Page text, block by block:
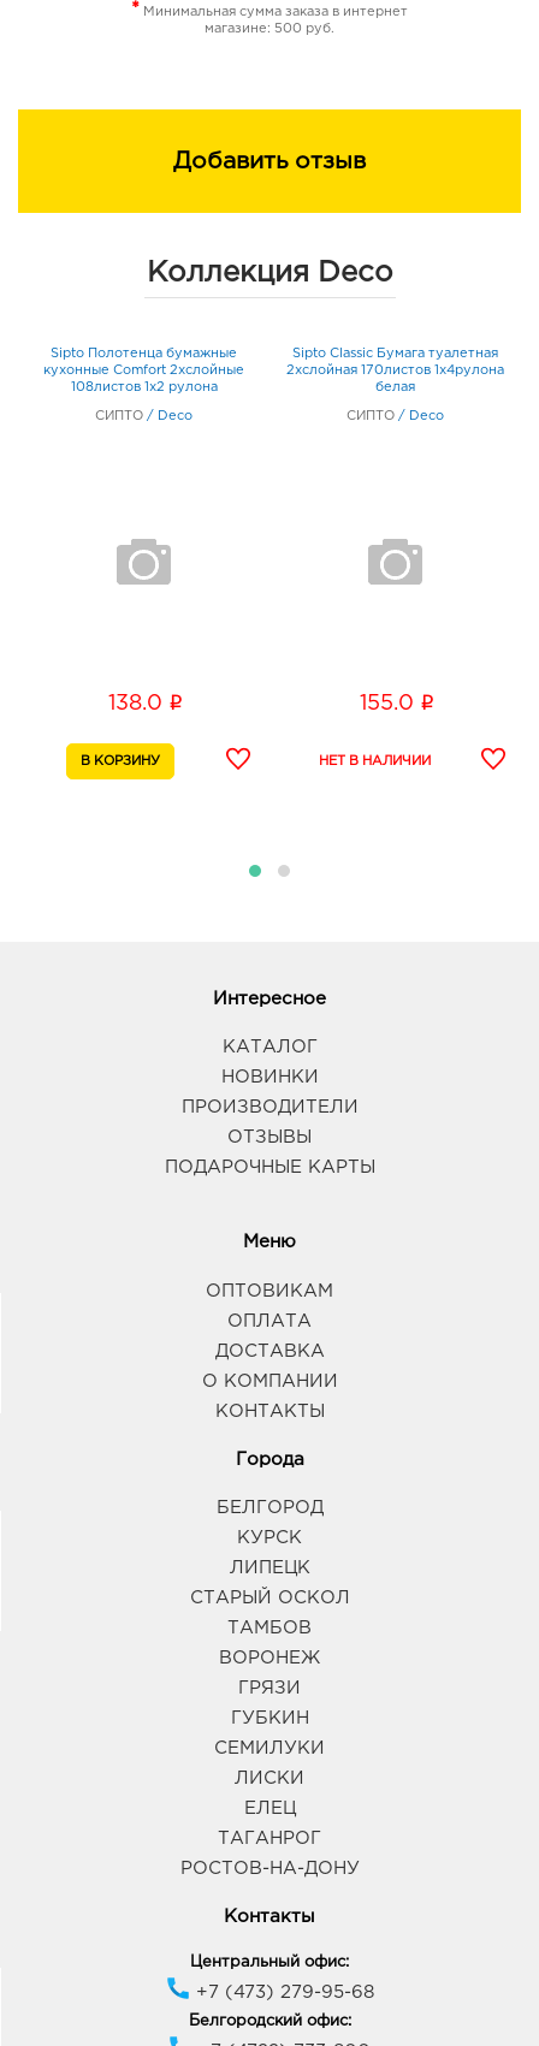
* Минимальная сумма заказа в интернет
магазине: 500 руб.
Добавить отзыв
Коллекция Deco
Sipto Полотенца бумажные
кухонные Comfort 2хслойные
108листов 1х2 рулона
СИПТО / Deco
138.0 i
Sipto Classic Бумага туалетная
2хслойная 170листов 1х4рулона
белая
СИПТО / Deco
155.0 i
Интересное
КАТАЛОГ
НОВИНКИ
ПРОИЗВОДИТЕЛИ
ОТЗЫВЫ
ПОДАРОЧНЫЕ КАРТЫ
Меню
ОПТОВИКАМ
ОПЛАТА
ДОСТАВКА
О КОМПАНИИ
КОНТАКТЫ
Города
БЕЛГОРОД
КУРСК
ЛИПЕЦК
СТАРЫЙ ОСКОЛ
ТАМБОВ
ВОРОНЕЖ
ГРЯЗИ
ГУБКИН
СЕМИЛУКИ
ЛИСКИ
ЕЛЕЦ
ТАГАНРОГ
РОСТОВ-НА-ДОНУ
Контакты
Центральный офис:
+7 (473) 279-95-68
Белгородский офис: